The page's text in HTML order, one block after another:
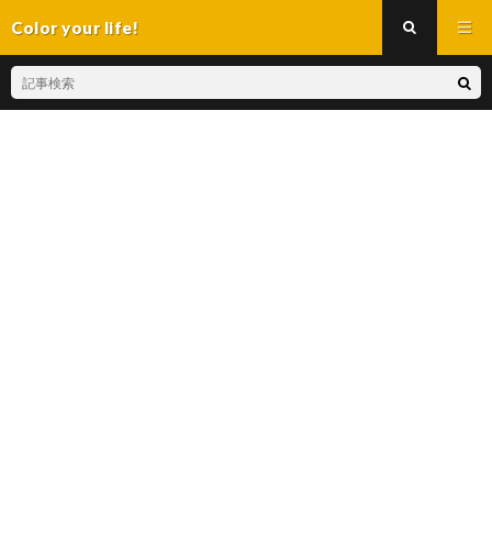
Color your life!